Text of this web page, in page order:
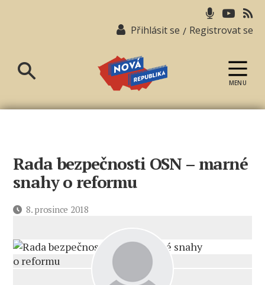
Přihlásit se / Registrovat se
republika
MENU
Rada bezpečnosti OSN – marné
snahy o reformu
Datum8. prosince 2018